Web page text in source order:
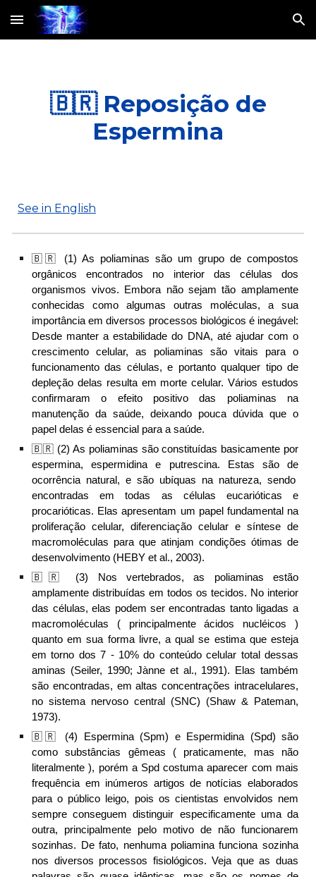
Skip to main content Skip to navigation
🇧🇷 Reposição de
Espermina
See in English
🇧🇷 (1) As poliaminas são um grupo de compostos
orgânicos encontrados no interior das células dos
organismos vivos.
Embora não sejam tão amplamente
conhecidas como algumas outras moléculas, a sua
importância em diversos processos biológicos é inegável:
Desde manter a estabilidade do DNA, até ajudar com o
crescimento celular,as poliaminas são vitais para o
funcionamentodas células, e portantoqualquer tipo de
depleção delas resulta em morte celular.Vários estudos
confirmaram o efeito positivo das poliaminas na
manutenção da saúde, deixando pouca dúvida que o
papel delas é essencial para a saúde.
🇧🇷 (2)As poliaminas sãoconstituídas basicamente por
espermina, espermidina e putrescina.
Estas são de
ocorrência natural , esão ubíquas na natureza, sendo
encontradas em todas as células eucarióticas e
procarióticas. E las apresentam um papel fundamental na
proliferação celular, diferenciação celular e síntese de
macromoléculas para que atinjam condições ótimas de
desenvolvimento (HEBY et al., 2003).
🇧🇷 (3) Nos vertebrados, as poliaminas estão
amplamente distribuídas em todos os tecidos. No interior
das células, elas podem ser encontradas tanto ligadas a
macromoléculas ( principalmente ácidos nucléicos )
quanto em sua forma livre, a qual se estima que esteja
em torno dos 7 - 10% do conteúdo celular total dessas
aminas (Seiler, 1990; Jànne et al., 1991). Elas também
são encontradas, em altas concentrações intracelulares,
no sistema nervoso central (SNC) (Shaw & Pateman,
1973).
🇧🇷 (4) Espermina (Spm) e Espermidina (Spd) são
como substâncias gêmeas ( praticamente, mas não
literalmente ), porém a Spd costuma aparecer com mais
frequência em inúmeros artigos de notícias elaborados
para o público leigo, pois os cientistas envolvidos nem
sempre conseguem distinguir especificamente uma da
outra, principalmente pelo motivo de não funcionarem
sozinhas. De fato, nenhuma poliamina funciona sozinha
nos diversos processos fisiológicos. Veja que as duas